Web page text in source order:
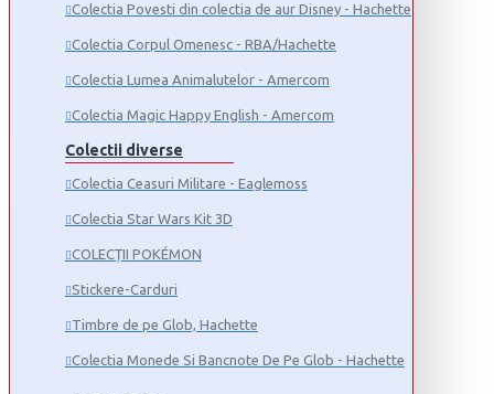
Colectia Povesti din colectia de aur Disney - Hachette
Colectia Corpul Omenesc - RBA/Hachette
Colectia Lumea Animalutelor - Amercom
Colectia Magic Happy English - Amercom
Colectii diverse
Colectia Ceasuri Militare - Eaglemoss
Colectia Star Wars Kit 3D
COLECȚII POKÉMON
Stickere-Carduri
Timbre de pe Glob, Hachette
Colectia Monede Si Bancnote De Pe Glob - Hachette